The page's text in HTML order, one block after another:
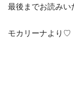
最後までお読みい
モカリーナより♡